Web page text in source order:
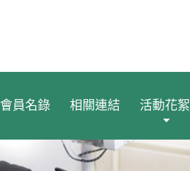
會員名錄 相關連結 活動花絮